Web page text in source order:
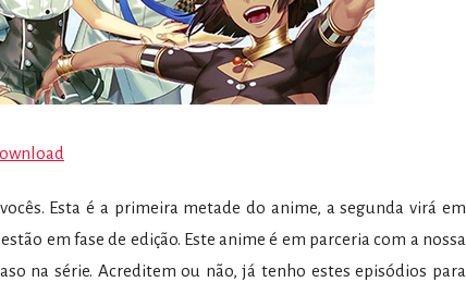
Esta é a primeira metade do anime, a segunda virá em
em fase de edição. Este anime é em parceria com a nossa
na série. Acreditem ou não, já tenho estes episódios para